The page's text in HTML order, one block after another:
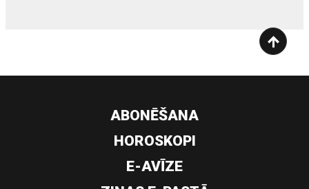
ABONĒŠANA
HOROSKOPI
E-AVĪZE